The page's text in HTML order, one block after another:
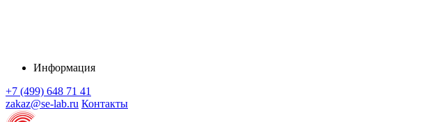
Информация
+7 (499) 648 71 41
zakaz@se-lab.ru Контакты